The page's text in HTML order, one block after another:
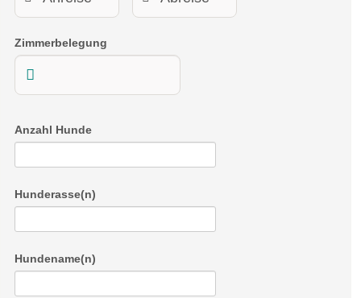
Zimmerbelegung
Anzahl Hunde
Hunderasse(n)
Hundename(n)